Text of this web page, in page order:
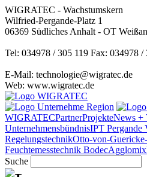
WIGRATEC - Wachstumskern
Wilfried-Pergande-Platz 1
06369 Südliches Anhalt - OT
Tel: 034978 / 305 119 Fax: 034978 /
E-Mail: technologie@wigratec.de
Web: www.wigratec.de
WIGRATECPartnerProjekteNews +
UnternehmensbündnisIPT Pergande
RegelungstechnikOtto-von-
Feuchtemesstechnik BodecAgglomix
Suche